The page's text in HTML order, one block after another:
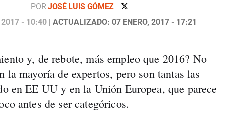
PORJOSÉ LUIS GÓMEZ
2017 - 10:40 | ACTUALIZADO: 07 ENERO, 2017 - 17:21
y, de rebote, más empleo que 2016? No
la mayoría de expertos, pero son tantas las
en EE UU y en la Unión Europea, que parece
antes de ser categóricos.